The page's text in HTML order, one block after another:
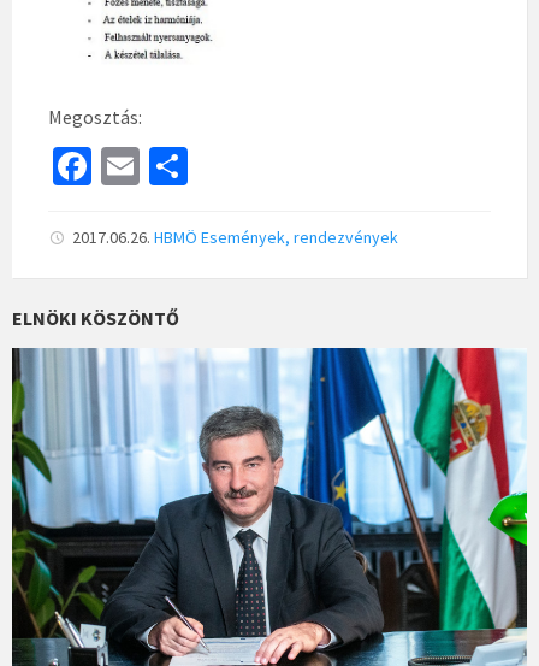
Megosztás:
Fa
b
o
o
k
E
ai
l
ar
e
2017.06.26. HBMÖ Események, rendezvények
ELNÖKI KÖSZÖNTŐ